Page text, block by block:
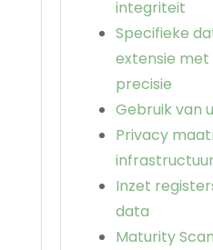
integriteit
Specifieke
extensie
precisie
Gebruik van
Privacy
infrastructuur
Inzet
data
Maturity